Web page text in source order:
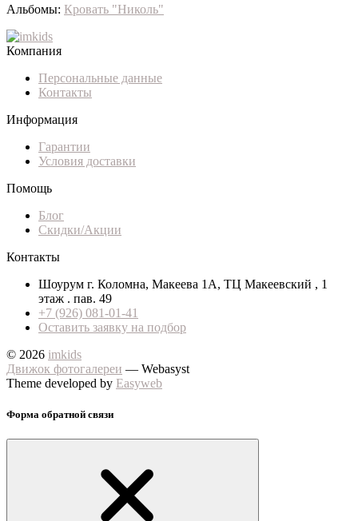
Альбомы: Кровать "Николь"
Компания
Персональные данные
Контакты
Информация
Гарантии
Условия доставки
Помощь
Блог
Скидки/Акции
Контакты
Шоурум г. Коломна, Макеева 1А, ТЦ Макеевский , 1
этаж . пав. 49
+7 (926) 081-01-41
Оставить заявку на подбор
© 2026 imkids
Движок фотогалереи — Webasyst
Theme developed by Easyweb
Форма обратной связи